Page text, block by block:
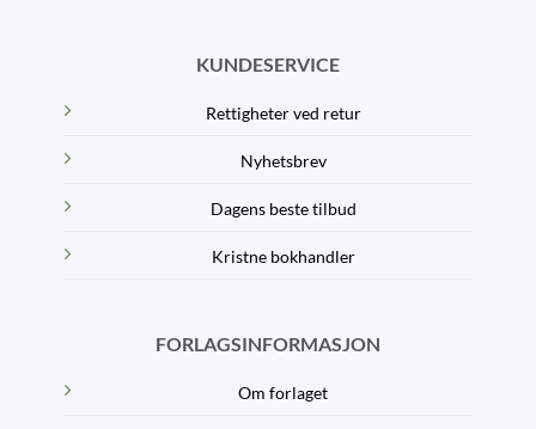
KUNDESERVICE
Rettigheter ved retur
Nyhetsbrev
Dagens beste tilbud
Kristne bokhandler
FORLAGSINFORMASJON
Om forlaget